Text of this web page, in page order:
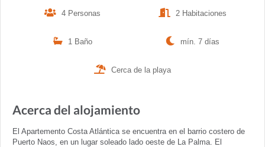
4 Personas 2 Habitaciones
1 Baño mín. 7 días
Cerca de la playa
Acerca del alojamiento
El Apartemento Costa Atlántica se encuentra en el barrio costero de
Puerto Naos, en un lugar soleado lado oeste de La Palma. El